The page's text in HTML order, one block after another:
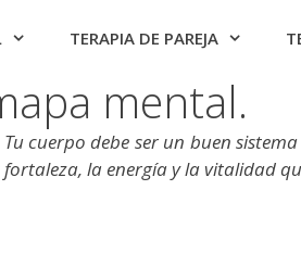
TERAPIA DE PAREJA
mental.
cuerpo debe ser un buen
la energía y la vitalidad